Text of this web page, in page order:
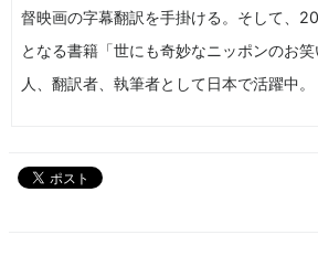
督映画の字幕翻訳を手掛ける。そして、
となる書籍「世にも奇妙なニッポンのお
人、翻訳者、執筆者として日本で活躍中。